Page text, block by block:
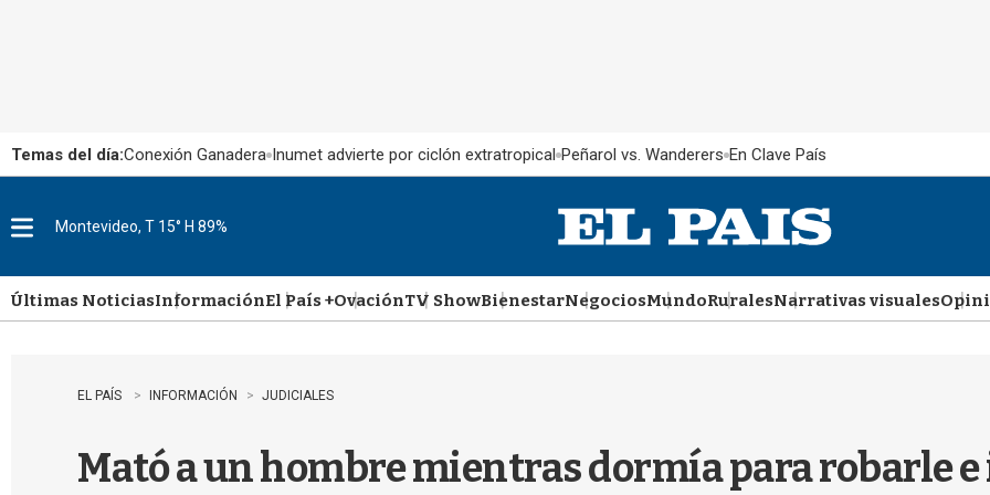
Temas del día:Conexión Ganadera Inumet advierte por ciclón extratropical Peñarol vs. Wanderers En Clave País
u
Montevideo, T 15° H 89%
Últimas NoticiasInformaciónEl País +OvaciónTV ShowBienestarNegociosMundoRuralesNarrativas visuales
EL PAÍS INFORMACIÓN JUDICIALES
Mató a un hombre mientras dormía para robarle e